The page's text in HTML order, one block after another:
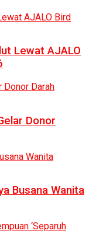
Lewat AJALO
Donor
Busana Wanita